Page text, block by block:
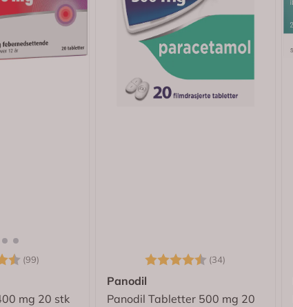
(99)
mg 20 stk
Karakter: (34)
Panodil
Panodil Tabletter 500 mg 20